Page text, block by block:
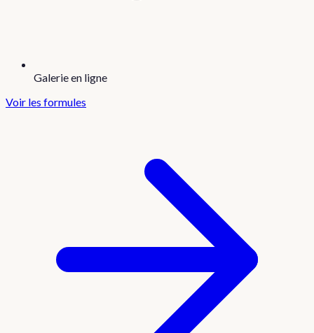
Galerie en ligne
Voir les formules